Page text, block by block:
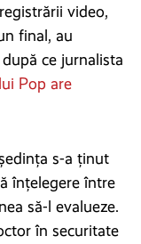
video,
final, au
ce jurnalista
Pop are
s-a ținut
înțelegere între
să-l evalueze.
în securitate